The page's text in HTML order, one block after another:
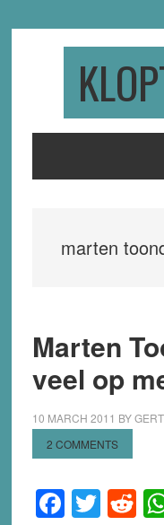
marten
Marten
veel op
10 MARCH 2011 BY
2 COMMENTS